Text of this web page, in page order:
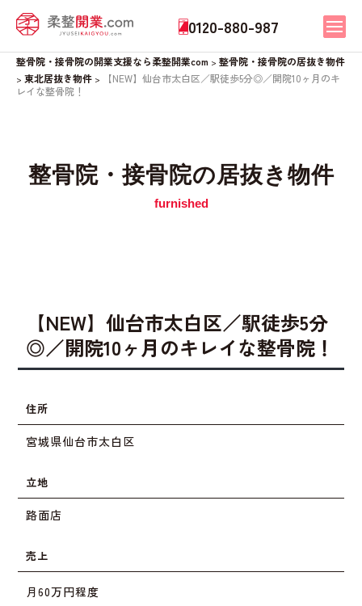
0120-880-987
整骨院・接骨院の開業支援なら柔整開業com > 整骨院・接骨院の居抜き物件
> 東北居抜き物件 >
【NEW】仙台市太白区／駅徒歩5分◎／開院10ヶ月のキ
レイな整骨院！
整骨院・接骨院の居抜き物件
【NEW】仙台市太白区／駅徒歩5分
◎／開院10ヶ月のキレイな整骨院！
住所
宮城県仙台市太白区
立地
路面店
売上
月60万円程度